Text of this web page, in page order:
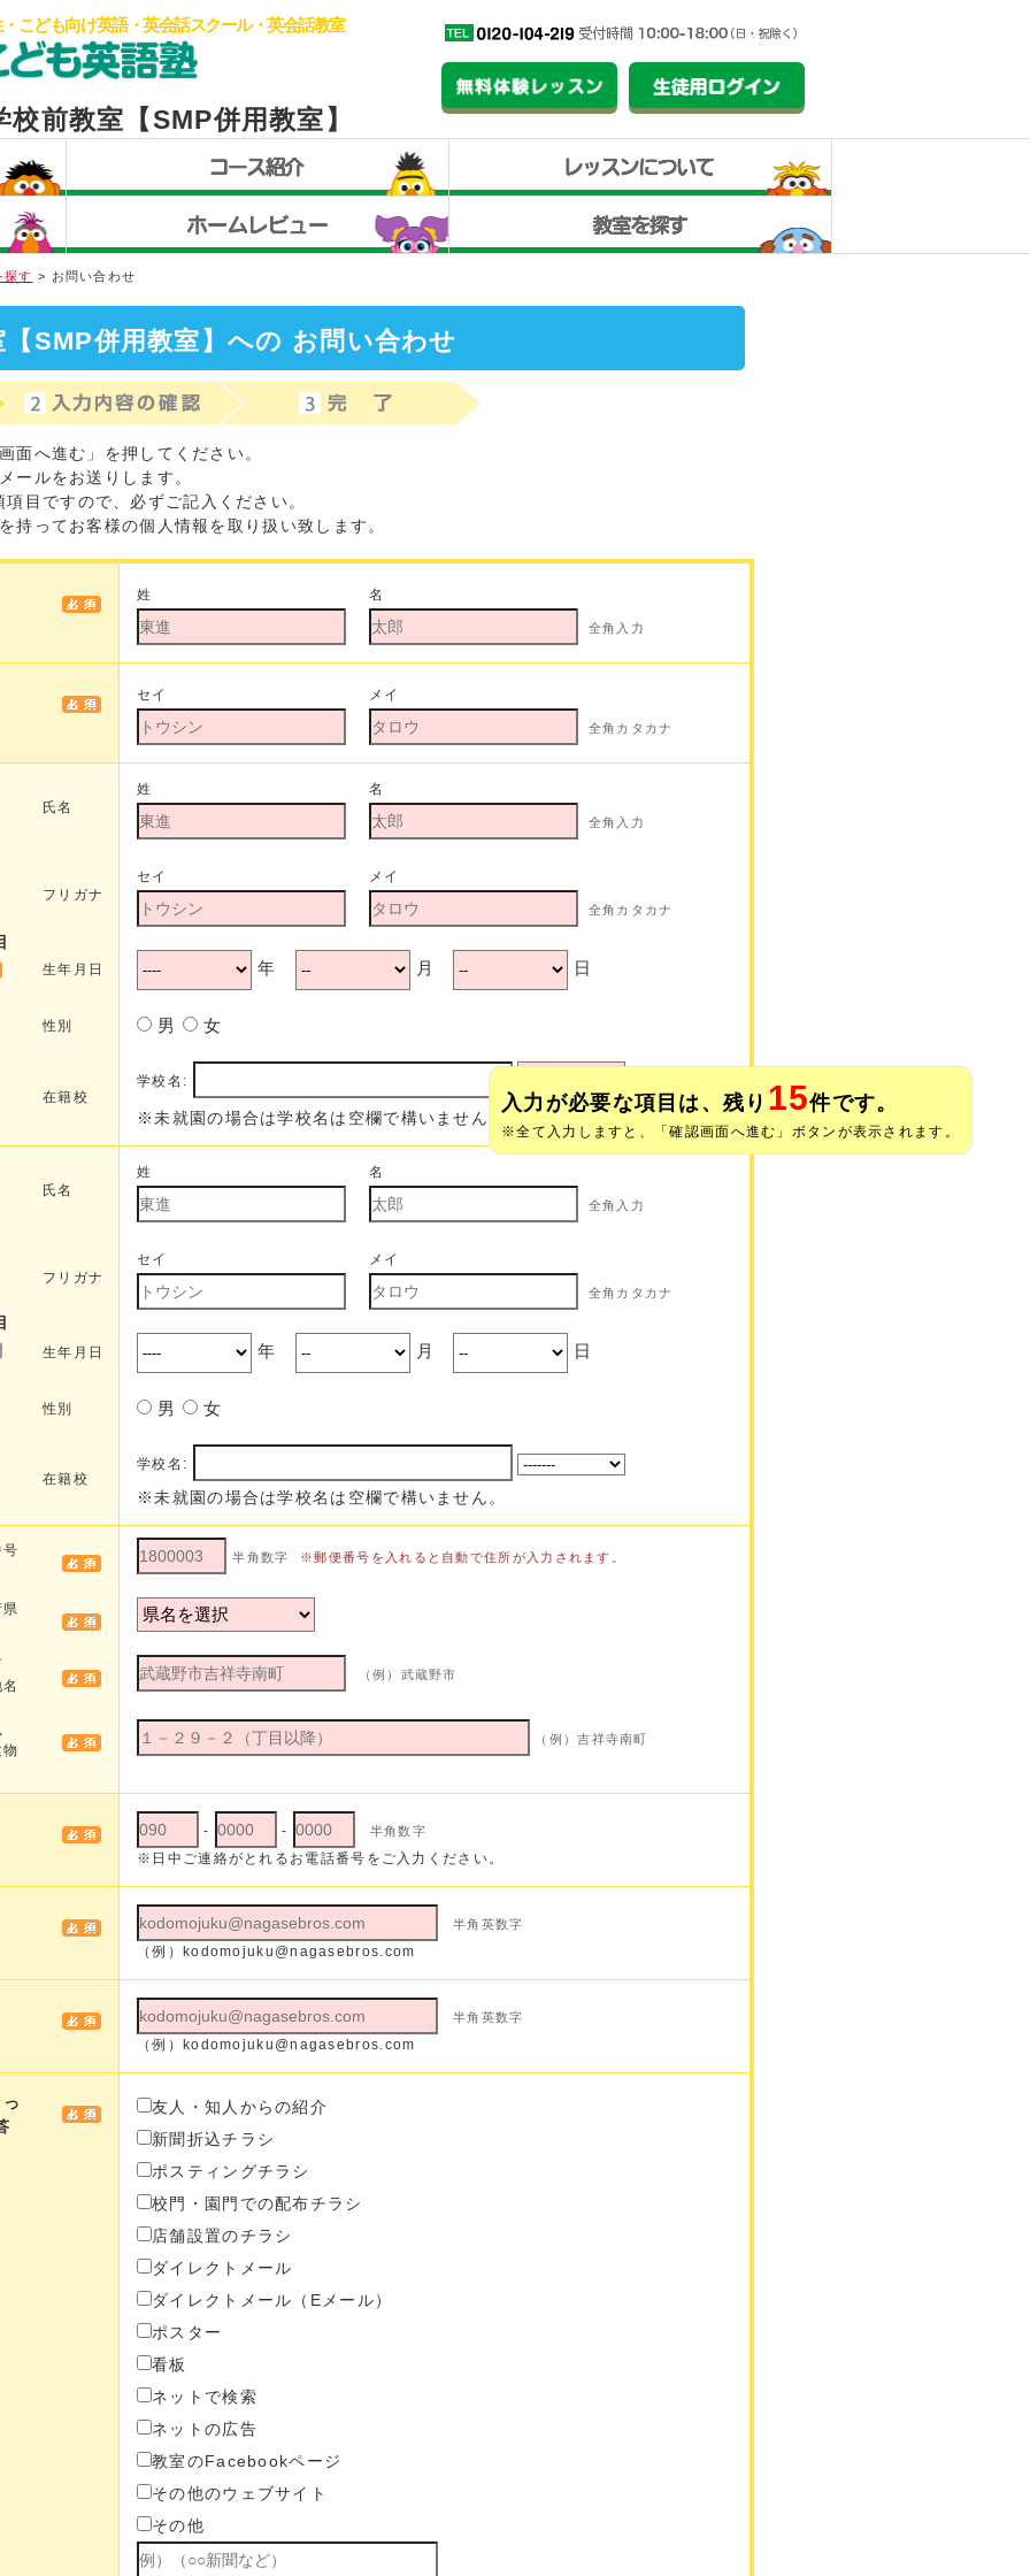
こども向け英語・英会話スクール・英会話教室
校前教室【SMP併用教室】
探す > お問い合わせ
SMP併用教室】への お問い合わせ
面へ進む」を押してください。
ールをお送りします。
目ですので、必ずご記入ください。
ってお客様の個人情報を取り扱い致します。
姓 名
全角入力
セイ メイ
全角カタカナ
氏名
姓 名
全角入力
フリガナ
セイ メイ
全角カタカナ
生年月日 年 月 日
性別 男 女
在籍校
学校名:
※未就園の場合は学校名は空欄で構いません。
氏名
姓 名
全角入力
フリガナ
セイ メイ
全角カタカナ
生年月日 年 月 日
性別 男 女
在籍校
学校名:
※未就園の場合は学校名は空欄で構いません。
半角数字 ※郵便番号を入れると自動で住所が入力されます。
（例）武蔵野市
（例）吉祥寺南町
- - 半角数字
※日中ご連絡がとれるお電話番号をご入力ください。
半角英数字
（例） kodomojuku@nagasebros.com
半角英数字
（例） kodomojuku@nagasebros.com
友人・知人からの紹介
新聞折込チラシ
ポスティングチラシ
校門・園門での配布チラシ
店舗設置のチラシ
ダイレクトメール
ダイレクトメール（Eメール）
ポスター
看板
ネットで検索
ネットの広告
教室のFacebookページ
その他のウェブサイト
その他
入力が必要な項目は、残り 15件です。
※全て入力しますと、「確認画面へ進む」ボタンが表示されます。